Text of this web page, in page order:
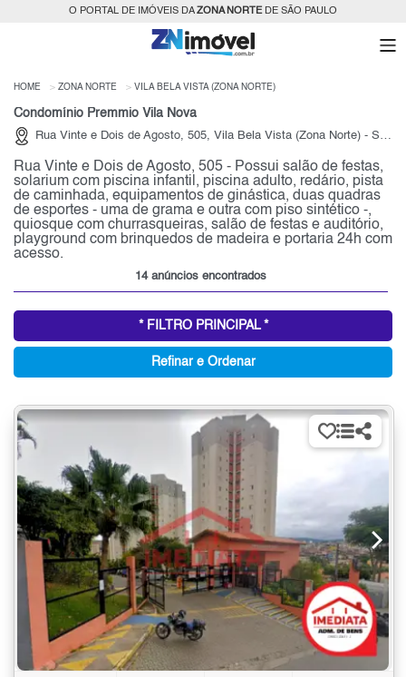
O PORTAL DE IMÓVEIS DAZONA NORTEDE SÃO PAULO
HOME ZONA NORTE VILA BELA VISTA (ZONA NORTE)
Condomínio Premmio Vila Nova
Rua Vinte e Dois de Agosto, 505, Vila Bela Vista (Zona Norte) - São Paulo
Rua Vinte e Dois de Agosto, 505 - Possui salão de festas,
solarium com piscina infantil, piscina adulto, redário, pista
de caminhada, equipamentos de ginástica, duas quadras
de esportes - uma de grama e outra com piso sintético -,
quiosque com churrasqueiras, salão de festas e auditório,
playground com brinquedos de madeira e portaria 24h com
acesso.
14 anúncios encontrados
* FILTRO PRINCIPAL *
Refinar e Ordenar